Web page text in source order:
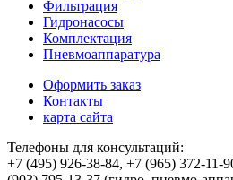
Фильтрация
Гидронасосы
Комплектация
Пневмоаппаратура
Оформить заказ
Контакты
карта сайта
Телефоны для консультаций:
+7 (495) 926-38-84, +7 (965) 372-11-